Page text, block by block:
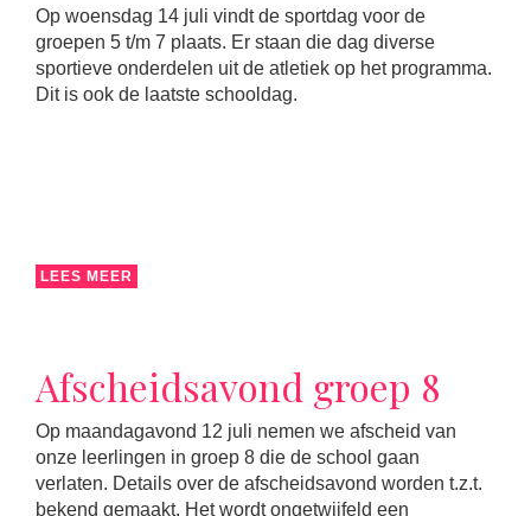
Op woensdag 14 juli vindt de sportdag voor de
groepen 5 t/m 7 plaats. Er staan die dag diverse
sportieve onderdelen uit de atletiek op het programma.
Dit is ook de laatste schooldag.
LEES MEER
Afscheidsavond groep 8
Op maandagavond 12 juli nemen we afscheid van
onze leerlingen in groep 8 die de school gaan
verlaten. Details over de afscheidsavond worden t.z.t.
bekend gemaakt. Het wordt ongetwijfeld een